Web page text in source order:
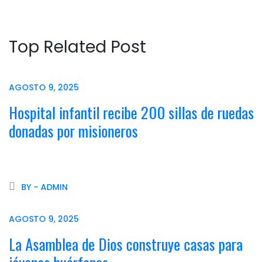
Top Related Post
AGOSTO 9, 2025
Hospital infantil recibe 200 sillas de ruedas
donadas por misioneros
BY - ADMIN
AGOSTO 9, 2025
La Asamblea de Dios construye casas para